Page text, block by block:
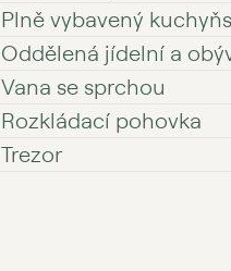
Plně vybavený
Oddělená jídelní a
Vana se sprchou
Rozkládací pohovka​​​​​​​
Trezor